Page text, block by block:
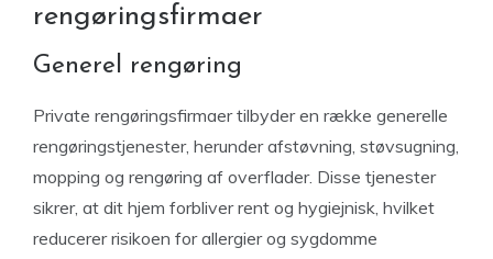
rengøringsfirmaer
Generel rengøring
Private rengøringsfirmaer tilbyder en række generelle
rengøringstjenester, herunder afstøvning, støvsugning,
mopping og rengøring af overflader. Disse tjenester
sikrer, at dit hjem forbliver rent og hygiejnisk, hvilket
reducerer risikoen for allergier og sygdomme